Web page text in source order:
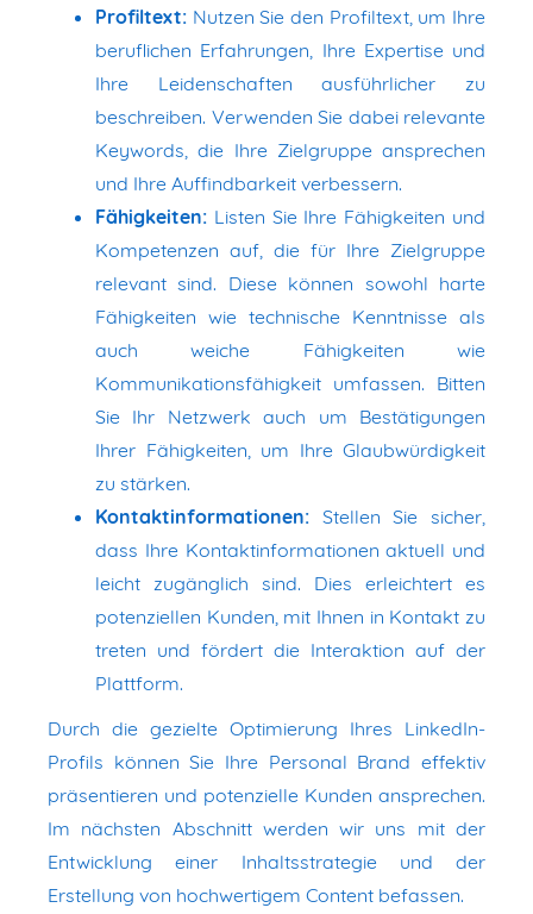
Profiltext: Nutzen Sie den Profiltext, um Ihre
beruflichen Erfahrungen, Ihre Expertise und
Ihre Leidenschaften ausführlicher zu
beschreiben. Verwenden Sie dabei relevante
Keywords, die Ihre Zielgruppe ansprechen
und Ihre Auffindbarkeit verbessern.
Fähigkeiten: Listen Sie Ihre Fähigkeiten und
Kompetenzen auf, die für Ihre Zielgruppe
relevant sind. Diese können sowohl harte
Fähigkeiten wie technische Kenntnisse als
auch weiche Fähigkeiten wie
Kommunikationsfähigkeit umfassen. Bitten
Sie Ihr Netzwerk auch um Bestätigungen
Ihrer Fähigkeiten, um Ihre Glaubwürdigkeit
zu stärken.
Kontaktinformationen: Stellen Sie sicher,
dass Ihre Kontaktinformationen aktuell und
leicht zugänglich sind. Dies erleichtert es
potenziellen Kunden, mit Ihnen in Kontakt zu
treten und fördert die Interaktion auf der
Plattform.
Durch die gezielte Optimierung Ihres LinkedIn-
Profils können Sie Ihre Personal Brand effektiv
präsentieren und potenzielle Kunden ansprechen.
Im nächsten Abschnitt werden wir uns mit der
Entwicklung einer Inhaltsstrategie und der
Erstellung von hochwertigem Content befassen.